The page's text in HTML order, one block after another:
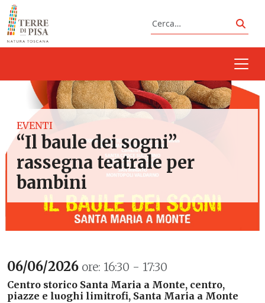
Vai al contenuto
Cerca
EVENTI
“Il baule dei sogni”
rassegna teatrale per
bambini
06/06/2026 ore: 16:30 - 17:30
Centro storico Santa Maria a Monte, centro,
piazze e luoghi limitrofi, Santa Maria a Monte